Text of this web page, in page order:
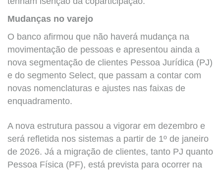
Mudanças no varejo
O banco afirmou que não haverá mudança na
movimentação de pessoas e apresentou ainda a
nova segmentação de clientes Pessoa Jurídica (PJ)
e do segmento Select, que passam a contar com
novas nomenclaturas e ajustes nas faixas de
enquadramento.
A nova estrutura passou a vigorar em dezembro e
será refletida nos sistemas a partir de 1º de janeiro
de 2026. Já a migração de clientes, tanto PJ quanto
Pessoa Física (PF), está prevista para ocorrer na